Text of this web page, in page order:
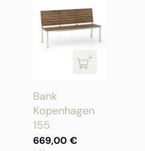
Bank
Kopenhagen
155
669,00 €